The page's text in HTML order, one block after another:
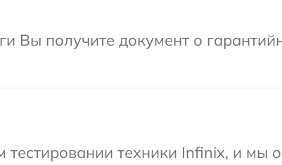
Вы получите документ о
техники Infinix, и мы